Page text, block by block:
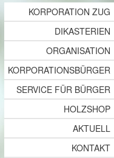
KORPORATION ZUG
DIKASTERIEN
ORGANISATION
KORPORATIONSBÜRGER
SERVICE FÜR BÜRGER
HOLZSHOP
AKTUELL
KONTAKT